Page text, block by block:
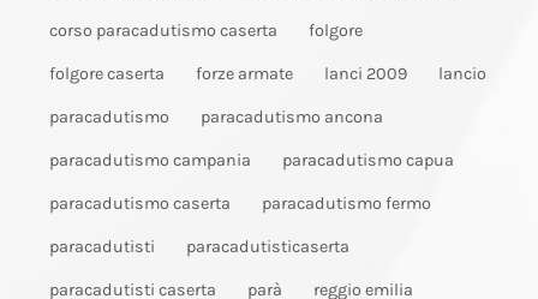
corso paracadutismo caserta folgore
folgore caserta forze armate lanci 2009 lancio
paracadutismo paracadutismo ancona
paracadutismo campania paracadutismo capua
paracadutismo caserta paracadutismo fermo
paracadutisti paracadutisticaserta
paracadutisti caserta parà reggio emilia